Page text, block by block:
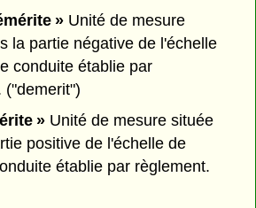
»Unité de mesure
la partie négative de l'échelle
conduite établie par
("demerit")
»Unité de mesure située
positive de l'échelle de
établie par règlement.